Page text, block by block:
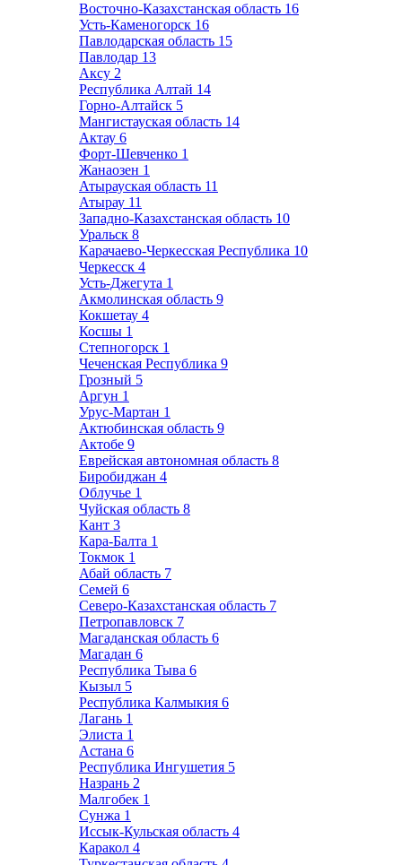
Восточно-Казахстанская область 16
Усть-Каменогорск 16
Павлодарская область 15
Павлодар 13
Аксу 2
Республика Алтай 14
Горно-Алтайск 5
Мангистауская область 14
Актау 6
Форт-Шевченко 1
Жанаозен 1
Атырауская область 11
Атырау 11
Западно-Казахстанская область 10
Уральск 8
Карачаево-Черкесская Республика 10
Черкесск 4
Усть-Джегута 1
Акмолинская область 9
Кокшетау 4
Косшы 1
Степногорск 1
Чеченская Республика 9
Грозный 5
Аргун 1
Урус-Мартан 1
Актюбинская область 9
Актобе 9
Еврейская автономная область 8
Биробиджан 4
Облучье 1
Чуйская область 8
Кант 3
Кара-Балта 1
Токмок 1
Абай область 7
Семей 6
Северо-Казахстанская область 7
Петропавловск 7
Магаданская область 6
Магадан 6
Республика Тыва 6
Кызыл 5
Республика Калмыкия 6
Лагань 1
Элиста 1
Астана 6
Республика Ингушетия 5
Назрань 2
Малгобек 1
Сунжа 1
Иссык-Кульская область 4
Каракол 4